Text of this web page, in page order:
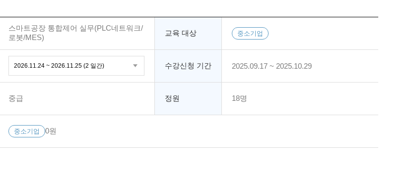
스마트공장 통합제어 실무(PLC네트워크/
로봇/MES)
교육 대상 중소기업
수강신청 기간 2025.09.17 ~ 2025.10.29
중급 정원 18명
중소기업 0원